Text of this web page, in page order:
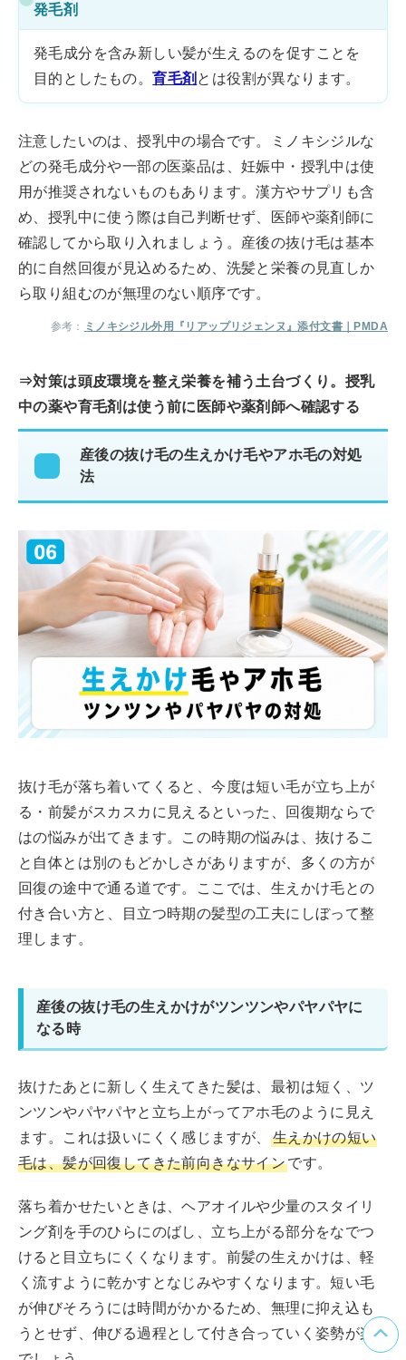
発毛剤
発毛成分を含み新しい髪が生えるのを促すことを
目的としたもの。
育毛剤 とは役割が異なります。
注意したいのは、授乳中の場合です。ミノキシジルな
どの発毛成分や一部の医薬品は、妊娠中・授乳中は使
用が推奨されないものもあります。漢方やサプリも含
め、授乳中に使う際は自己判断せず、医師や薬剤師に
確認してから取り入れましょう。産後の抜け毛は基本
的に自然回復が見込めるため、洗髪と栄養の見直しか
ら取り組むのが無理のない順序です。
参考： ミノキシジル外用『リアップリジェンヌ』添付文書｜PMDA
⇒対策は頭皮環境を整え栄養を補う土台づくり。授乳
中の薬や育毛剤は使う前に医師や薬剤師へ確認する
産後の抜け毛の生えかけ毛やアホ毛の対処
法
抜け毛が落ち着いてくると、今度は短い毛が立ち上が
る・前髪がスカスカに見えるといった、回復期ならで
はの悩みが出てきます。この時期の悩みは、抜けるこ
と自体とは別のもどかしさがありますが、多くの方が
回復の途中で通る道です。ここでは、生えかけ毛との
付き合い方と、目立つ時期の髪型の工夫にしぼって整
理します。
産後の抜け毛の生えかけがツンツンやパヤパヤに
なる時
抜けたあとに新しく生えてきた髪は、最初は短く、ツ
ンツンやパヤパヤと立ち上がってアホ毛のように見え
ます。これは扱いにくく感じますが、
生えかけの短い
毛は、髪が回復してきた前向きなサインです。
落ち着かせたいときは、ヘアオイルや少量のスタイリ
ング剤を手のひらにのばし、立ち上がる部分をなでつ
けると目立ちにくくなります。前髪の生えかけは、軽
く流すように乾かすとなじみやすくなります。短い毛
が伸びそろうには時間がかかるため、無理に抑え込も
うとせず、伸びる過程として付き合っていく姿勢が楽